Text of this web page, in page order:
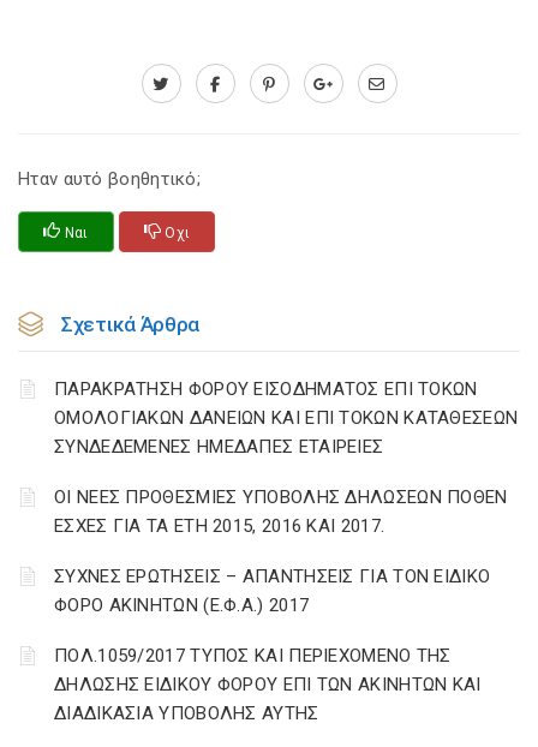
Ηταν αυτό βοηθητικό;
Ναι Οχι
Σχετικά Άρθρα
ΠΑΡΑΚΡΑΤΗΣΗ ΦΟΡΟΥ ΕΙΣΟΔΗΜΑΤΟΣ ΕΠΙ ΤΟΚΩΝ
ΟΜΟΛΟΓΙΑΚΩΝ ΔΑΝΕΙΩΝ ΚΑΙ ΕΠΙ ΤΟΚΩΝ ΚΑΤΑΘΕΣΕΩΝ
ΣΥΝΔΕΔΕΜΕΝΕΣ ΗΜΕΔΑΠΕΣ ΕΤΑΙΡΕΙΕΣ
ΟΙ ΝΕΕΣ ΠΡΟΘΕΣΜΙΕΣ ΥΠΟΒΟΛΗΣ ΔΗΛΩΣΕΩΝ ΠΟΘΕΝ
ΕΣΧΕΣ ΓΙΑ ΤΑ ΕΤΗ 2015, 2016 ΚΑΙ 2017.
ΣΥΧΝΕΣ ΕΡΩΤΗΣΕΙΣ – ΑΠΑΝΤΗΣΕΙΣ ΓΙΑ ΤΟΝ ΕΙΔΙΚΟ
ΦΟΡΟ ΑΚΙΝΗΤΩΝ (Ε.Φ.Α.) 2017
ΠΟΛ.1059/2017 ΤΥΠΟΣ ΚΑΙ ΠΕΡΙΕΧΟΜΕΝΟ ΤΗΣ
ΔΗΛΩΣΗΣ ΕΙΔΙΚΟΥ ΦΟΡΟΥ ΕΠΙ ΤΩΝ ΑΚΙΝΗΤΩΝ ΚΑΙ
ΔΙΑΔΙΚΑΣΙΑ ΥΠΟΒΟΛΗΣ ΑΥΤΗΣ